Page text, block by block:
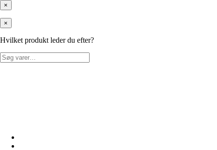
×
×
Hvilket produkt leder du efter?
Søg
efter: